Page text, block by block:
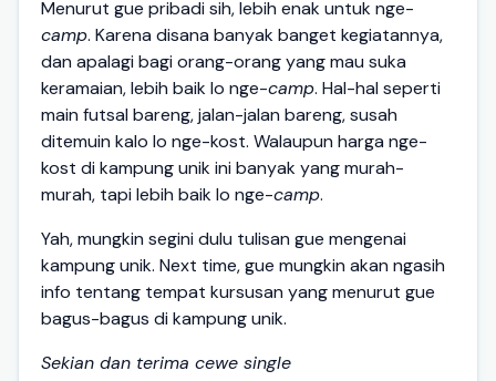
Menurut gue pribadi sih, lebih enak untuk nge-
camp. Karena disana banyak banget kegiatannya,
dan apalagi bagi orang-orang yang mau suka
keramaian, lebih baik lo nge-camp. Hal-hal seperti
main futsal bareng, jalan-jalan bareng, susah
ditemuin kalo lo nge-kost. Walaupun harga nge-
kost di kampung unik ini banyak yang murah-
murah, tapi lebih baik lo nge-camp.
Yah, mungkin segini dulu tulisan gue mengenai
kampung unik. Next time, gue mungkin akan ngasih
info tentang tempat kursusan yang menurut gue
bagus-bagus di kampung unik.
Sekian dan terima cewe single